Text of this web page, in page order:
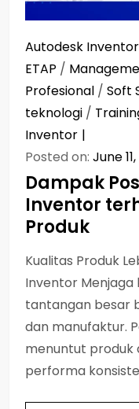
Autodesk
ETAP /
Profesional / Soft
teknologi /
Inventor
Posted on: June
Dampak
Inventor
Produk
Kualitas Produk
Inventor Menjaga
tantangan besar
dan manufaktur.
menuntut produk
performa